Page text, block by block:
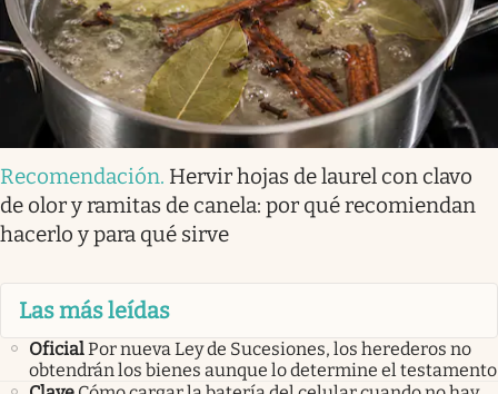
Recomendación. Hervir hojas de laurel con clavo
de olor y ramitas de canela: por qué recomiendan
hacerlo y para qué sirve
Las más leídas
OficialPor nueva Ley de Sucesiones, los herederos no
obtendrán los bienes aunque lo determine el testamento